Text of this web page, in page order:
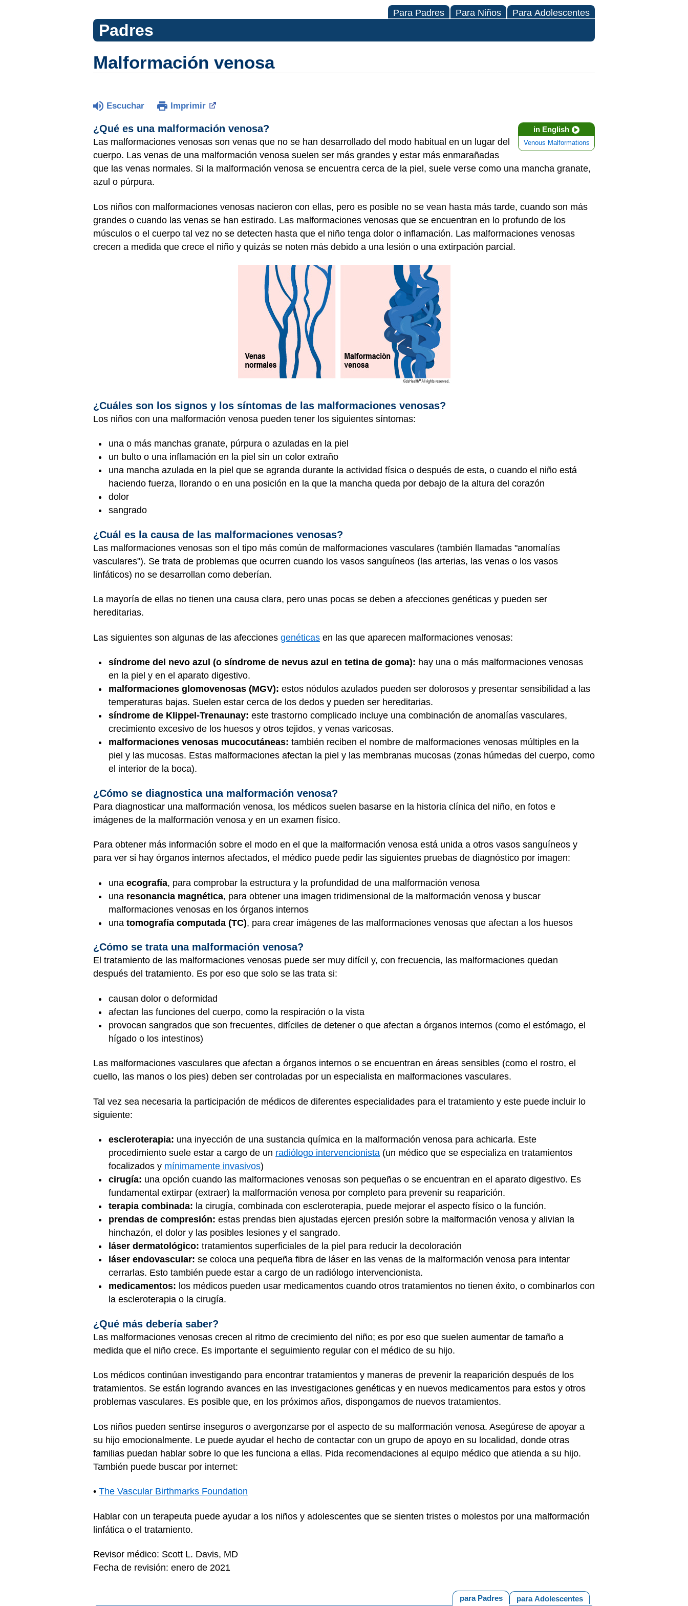
Para Padres Para Niños Para Adolescentes
Padres
Malformación venosa
Escuchar Imprimir
in English
Venous Malformations
¿Qué es una malformación venosa?
Las malformaciones venosas son venas que no se han desarrollado del modo habitual en un lugar del
cuerpo. Las venas de una malformación venosa suelen ser más grandes y estar más enmarañadas
que las venas normales. Si la malformación venosa se encuentra cerca de la piel, suele verse como una mancha granate,
azul o púrpura.
Los niños con malformaciones venosas nacieron con ellas, pero es posible no se vean hasta más tarde, cuando son más
grandes o cuando las venas se han estirado. Las malformaciones venosas que se encuentran en lo profundo de los
músculos o el cuerpo tal vez no se detecten hasta que el niño tenga dolor o inflamación. Las malformaciones venosas
crecen a medida que crece el niño y quizás se noten más debido a una lesión o una extirpación parcial.
¿Cuáles son los signos y los síntomas de las malformaciones venosas?
Los niños con una malformación venosa pueden tener los siguientes síntomas:
una o más manchas granate, púrpura o azuladas en la piel
un bulto o una inflamación en la piel sin un color extraño
una mancha azulada en la piel que se agranda durante la actividad física o después de esta, o cuando el niño está
haciendo fuerza, llorando o en una posición en la que la mancha queda por debajo de la altura del corazón
dolor
sangrado
¿Cuál es la causa de las malformaciones venosas?
Las malformaciones venosas son el tipo más común de malformaciones vasculares (también llamadas "anomalías
vasculares"). Se trata de problemas que ocurren cuando los vasos sanguíneos (las arterias, las venas o los vasos
linfáticos) no se desarrollan como deberían.
La mayoría de ellas no tienen una causa clara, pero unas pocas se deben a afecciones genéticas y pueden ser
hereditarias.
Las siguientes son algunas de las afecciones genéticas en las que aparecen malformaciones venosas:
síndrome del nevo azul (o síndrome de nevus azul en tetina de goma): hay una o más malformaciones venosas
en la piel y en el aparato digestivo.
malformaciones glomovenosas (MGV): estos nódulos azulados pueden ser dolorosos y presentar sensibilidad a las
temperaturas bajas. Suelen estar cerca de los dedos y pueden ser hereditarias.
síndrome de Klippel-Trenaunay: este trastorno complicado incluye una combinación de anomalías vasculares,
crecimiento excesivo de los huesos y otros tejidos, y venas varicosas.
malformaciones venosas mucocutáneas: también reciben el nombre de malformaciones venosas múltiples en la
piel y las mucosas. Estas malformaciones afectan la piel y las membranas mucosas (zonas húmedas del cuerpo, como
el interior de la boca).
¿Cómo se diagnostica una malformación venosa?
Para diagnosticar una malformación venosa, los médicos suelen basarse en la historia clínica del niño, en fotos e
imágenes de la malformación venosa y en un examen físico.
Para obtener más información sobre el modo en el que la malformación venosa está unida a otros vasos sanguíneos y
para ver si hay órganos internos afectados, el médico puede pedir las siguientes pruebas de diagnóstico por imagen:
una ecografía, para comprobar la estructura y la profundidad de una malformación venosa
una resonancia magnética, para obtener una imagen tridimensional de la malformación venosa y buscar
malformaciones venosas en los órganos internos
una tomografía computada (TC), para crear imágenes de las malformaciones venosas que afectan a los huesos
¿Cómo se trata una malformación venosa?
El tratamiento de las malformaciones venosas puede ser muy difícil y, con frecuencia, las malformaciones quedan
después del tratamiento. Es por eso que solo se las trata si:
causan dolor o deformidad
afectan las funciones del cuerpo, como la respiración o la vista
provocan sangrados que son frecuentes, difíciles de detener o que afectan a órganos internos (como el estómago, el
hígado o los intestinos)
Las malformaciones vasculares que afectan a órganos internos o se encuentran en áreas sensibles (como el rostro, el
cuello, las manos o los pies) deben ser controladas por un especialista en malformaciones vasculares.
Tal vez sea necesaria la participación de médicos de diferentes especialidades para el tratamiento y este puede incluir lo
siguiente:
escleroterapia: una inyección de una sustancia química en la malformación venosa para achicarla. Este
procedimiento suele estar a cargo de un radiólogo intervencionista (un médico que se especializa en tratamientos
focalizados y mínimamente invasivos)
cirugía: una opción cuando las malformaciones venosas son pequeñas o se encuentran en el aparato digestivo. Es
fundamental extirpar (extraer) la malformación venosa por completo para prevenir su reaparición.
terapia combinada: la cirugía, combinada con escleroterapia, puede mejorar el aspecto físico o la función.
prendas de compresión: estas prendas bien ajustadas ejercen presión sobre la malformación venosa y alivian la
hinchazón, el dolor y las posibles lesiones y el sangrado.
láser dermatológico: tratamientos superficiales de la piel para reducir la decoloración
láser endovascular: se coloca una pequeña fibra de láser en las venas de la malformación venosa para intentar
cerrarlas. Esto también puede estar a cargo de un radiólogo intervencionista.
medicamentos: los médicos pueden usar medicamentos cuando otros tratamientos no tienen éxito, o combinarlos con
la escleroterapia o la cirugía.
¿Qué más debería saber?
Las malformaciones venosas crecen al ritmo de crecimiento del niño; es por eso que suelen aumentar de tamaño a
medida que el niño crece. Es importante el seguimiento regular con el médico de su hijo.
Los médicos continúan investigando para encontrar tratamientos y maneras de prevenir la reaparición después de los
tratamientos. Se están logrando avances en las investigaciones genéticas y en nuevos medicamentos para estos y otros
problemas vasculares. Es posible que, en los próximos años, dispongamos de nuevos tratamientos.
Los niños pueden sentirse inseguros o avergonzarse por el aspecto de su malformación venosa. Asegúrese de apoyar a
su hijo emocionalmente. Le puede ayudar el hecho de contactar con un grupo de apoyo en su localidad, donde otras
familias puedan hablar sobre lo que les funciona a ellas. Pida recomendaciones al equipo médico que atienda a su hijo.
También puede buscar por internet:
• The Vascular Birthmarks Foundation
Hablar con un terapeuta puede ayudar a los niños y adolescentes que se sienten tristes o molestos por una malformación
linfática o el tratamiento.
Revisor médico: Scott L. Davis, MD
Fecha de revisión: enero de 2021
para Adolescentes
para Padres